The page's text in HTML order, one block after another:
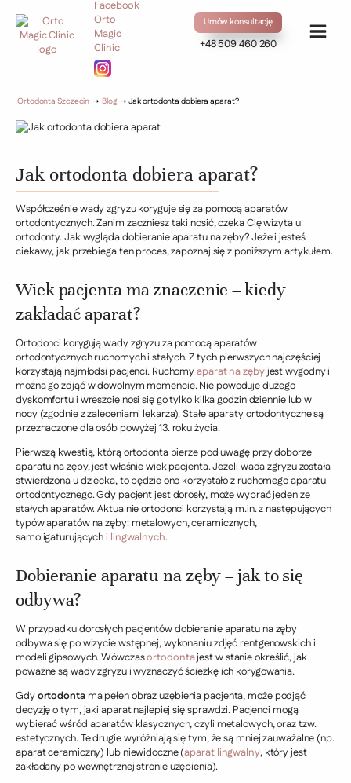
Umów konsultację
+48 509 460 260
Ortodonta Szczecin ➝ Blog ➝ Jak ortodonta dobiera aparat?
Jak ortodonta dobiera aparat?
Współcześnie wady zgryzu koryguje się za pomocą aparatów
ortodontycznych. Zanim zaczniesz taki nosić, czeka Cię wizyta u
ortodonty. Jak wygląda dobieranie aparatu na zęby? Jeżeli jesteś
ciekawy, jak przebiega ten proces, zapoznaj się z poniższym artykułem.
Wiek pacjenta ma znaczenie – kiedy
zakładać aparat?
Ortodonci korygują wady zgryzu za pomocą aparatów
ortodontycznych ruchomych i stałych. Z tych pierwszych najczęściej
korzystają najmłodsi pacjenci. Ruchomyaparat na zębyjest wygodny i
można go zdjąć w dowolnym momencie. Nie powoduje dużego
dyskomfortu i wreszcie nosi się go tylko kilka godzin dziennie lub w
nocy (zgodnie z zaleceniami lekarza). Stałe aparaty ortodontyczne są
przeznaczone dla osób powyżej 13. roku życia.
Pierwszą kwestią, którą ortodonta bierze pod uwagę przy doborze
aparatu na zęby, jest właśnie wiek pacjenta. Jeżeli wada zgryzu została
stwierdzona u dziecka, to będzie ono korzystało z ruchomego aparatu
ortodontycznego. Gdy pacjent jest dorosły, może wybrać jeden ze
stałych aparatów. Aktualnie ortodonci korzystają m.in. z następujących
typów aparatów na zęby: metalowych, ceramicznych,
samoligaturujących i lingwalnych.
Dobieranie aparatu na zęby – jak to się
odbywa?
W przypadku dorosłych pacjentów dobieranie aparatu na zęby
odbywa się po wizycie wstępnej, wykonaniu zdjęć rentgenowskich i
modeli gipsowych. Wówczasortodontajest w stanie określić, jak
poważne są wady zgryzu i wyznaczyć ścieżkę ich korygowania.
Gdyortodontama pełen obraz uzębienia pacjenta, może podjąć
decyzję o tym, jaki aparat najlepiej się sprawdzi. Pacjenci mogą
wybierać wśród aparatów klasycznych, czyli metalowych, oraz tzw.
estetycznych. Te drugie wyróżniają się tym, że są mniej zauważalne (np.
aparat ceramiczny) lub niewidoczne (aparat lingwalny, który jest
zakładany po wewnętrznej stronie uzębienia).